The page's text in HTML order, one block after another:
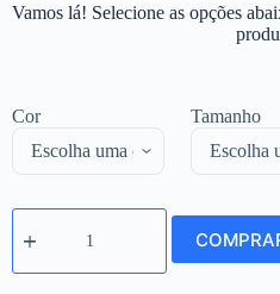
Vamos lá! Selecione as opções
Cor Tamanho